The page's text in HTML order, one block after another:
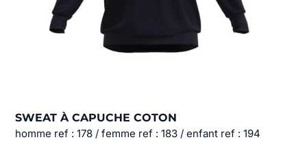
SWEAT À CAPUCHE COTON
homme ref : 178 / femme ref : 183 / enfant ref : 194